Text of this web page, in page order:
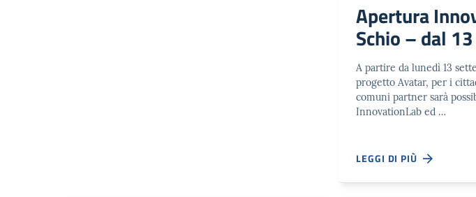
Apertura
Schio – dal
A partire da lunedì 13
progetto Avatar, per i
comuni partner sarà
InnovationLab ed …
LEGGI DI PIÙ